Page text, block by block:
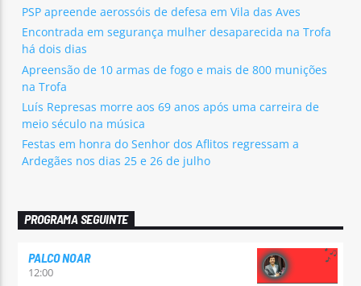
PSP apreende aerossóis de defesa em Vila das Aves
Encontrada em segurança mulher desaparecida na Trofa
há dois dias
Apreensão de 10 armas de fogo e mais de 800 munições
na Trofa
Luís Represas morre aos 69 anos após uma carreira de
meio século na música
Festas em honra do Senhor dos Aflitos regressam a
Ardegães nos dias 25 e 26 de julho
PROGRAMA SEGUINTE
PALCO NOAR
12:00